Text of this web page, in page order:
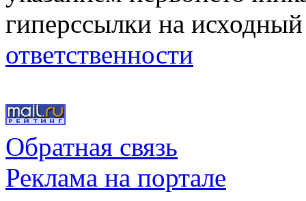
гиперссылки на
ответственности
Обратная связь
Реклама на портале